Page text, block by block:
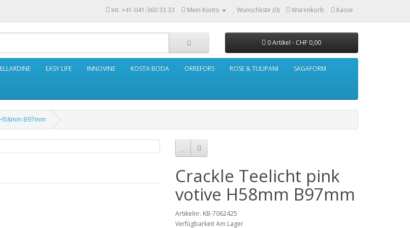
Int. +41-041-360 33 33 Mein Konto Wunschliste (0) Warenkorb Kasse
0 Artikel - CHF 0,00
EASY LIFE INNOVINE KOSTA BODA ORREFORS ROSE & TULIPANI SAGAFORM
B97mm
Crackle Teelicht pink
votive H58mm B97mm
Artikelnr. KB-7062425
Verfügbarkeit Am Lager